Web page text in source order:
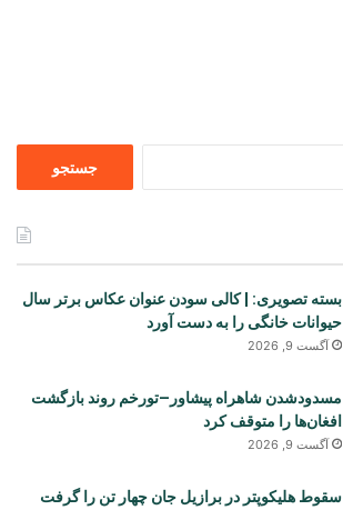
بسته تصویری: | کالی سودن عنوان عکاس برتر سال
حیوانات خانگی را به دست آورد
آگست 9, 2026
مسدودشدن شاهراه پیشاور–تورخم روند بازگشت
افغان‌ها را متوقف کرد
آگست 9, 2026
سقوط هلیکوپتر در برازیل جان چهار تن را گرفت